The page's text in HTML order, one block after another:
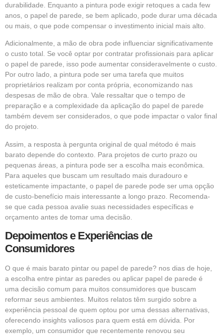
durabilidade. Enquanto a pintura pode exigir retoques a cada few
anos, o papel de parede, se bem aplicado, pode durar uma década
ou mais, o que pode compensar o investimento inicial mais alto.
Adicionalmente, a mão de obra pode influenciar significativamente
o custo total. Se você optar por contratar profissionais para aplicar
o papel de parede, isso pode aumentar consideravelmente o custo.
Por outro lado, a pintura pode ser uma tarefa que muitos
proprietários realizam por conta própria, economizando nas
despesas de mão de obra. Vale ressaltar que o tempo de
preparação e a complexidade da aplicação do papel de parede
também devem ser considerados, o que pode impactar o valor final
do projeto.
Assim, a resposta à pergunta original de qual método é mais
barato depende do contexto. Para projetos de curto prazo ou
pequenas áreas, a pintura pode ser a escolha mais econômica.
Para aqueles que buscam um resultado mais duradouro e
esteticamente impactante, o papel de parede pode ser uma opção
de custo-benefício mais interessante a longo prazo. Recomenda-
se que cada pessoa avalie suas necessidades específicas e
orçamento antes de tomar uma decisão.
Depoimentos e Experiências de
Consumidores
O que é mais barato pintar ou papel de parede? nos dias de hoje,
a escolha entre pintar as paredes ou aplicar papel de parede é
uma decisão comum para muitos consumidores que buscam
reformar seus ambientes. Muitos relatos têm surgido sobre a
experiência pessoal de quem optou por uma dessas alternativas,
oferecendo insights valiosos para quem está em dúvida. Por
exemplo, um consumidor que recentemente renovou seu